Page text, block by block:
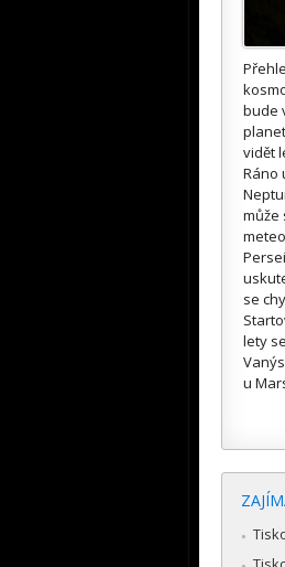
bude
vidět
Ráno
může
se
lety
u